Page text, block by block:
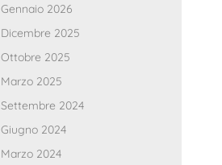
Gennaio 2026
Dicembre 2025
Ottobre 2025
Marzo 2025
Settembre 2024
Giugno 2024
Marzo 2024